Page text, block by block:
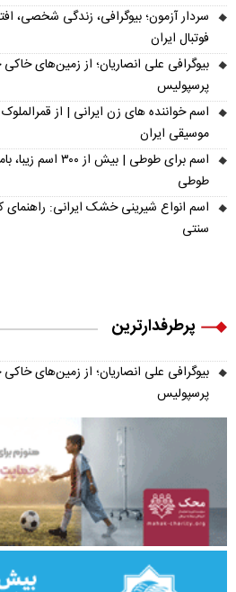
سردار آزمون؛ بیوگرافی، زندگی شخصی،
فوتبال ایران
بیوگرافی علی انصاریان؛ از زمین‌های
پرسپولیس
اسم خواننده های زن ایرانی | از
موسیقی ایران
اسم برای طوطی |
طوطی
اسم انواع شیرینی خشک ایرانی: راهنمای
سنتی
پرطرفدارترین
بیوگرافی علی انصاریان؛ از زمین‌های
پرسپولیس